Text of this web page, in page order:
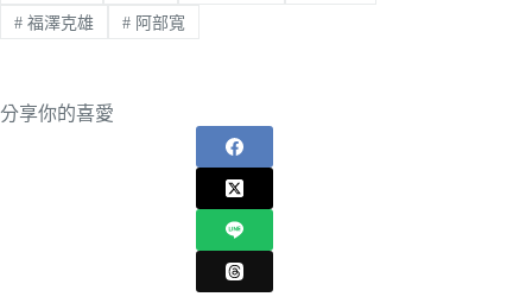
#福澤克雄 #阿部寬
分享你的喜愛